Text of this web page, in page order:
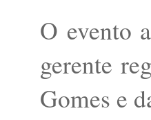
O evento
gerente
Gomes e